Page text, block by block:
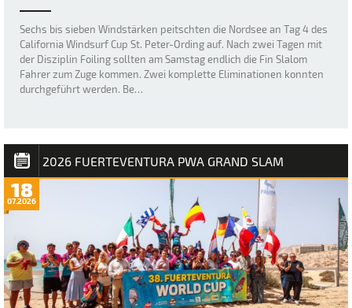
Sechs bis sieben Windstärken peitschten die Nordsee an Tag 4 des
California Windsurf Cup St. Peter-Ording auf. Nach zwei Tagen mit
der Disziplin Foiling sollten am Samstag endlich die Fin Slalom
Fahrer zum Zuge kommen. Zwei komplette Eliminationen konnten
durchgeführt werden. Be…
2026 FUERTEVENTURA PWA GRAND SLAM
18
07.2026